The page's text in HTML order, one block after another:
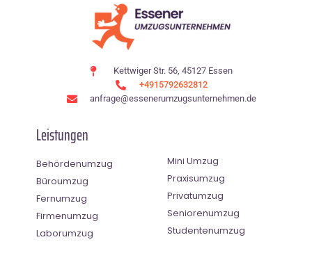
Kettwiger Str. 56, 45127 Essen
+4915792632812
anfrage@essenerumzugsunternehmen.de
Leistungen
Behördenumzug
Büroumzug
Fernumzug
Firmenumzug
Laborumzug
Mini Umzug
Praxisumzug
Privatumzug
Seniorenumzug
Studentenumzug